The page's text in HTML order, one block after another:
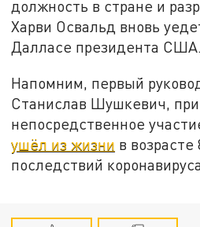
должность в стране и
Харви Освальд вновь
Далласе президента США.
Напомним, первый
Станислав Шушкевич,
непосредственное
ушёл из жизни в возрасте
последствий